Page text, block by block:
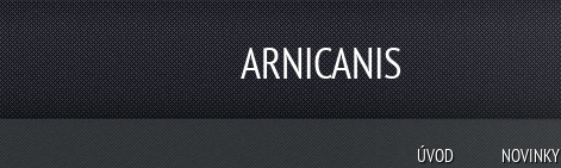
ARNICANIS
ÚVOD NOVINKY